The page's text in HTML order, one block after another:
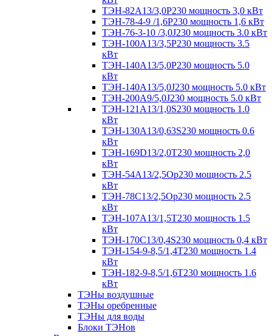
ТЭН-82А13/3,0Р230 мощность 3,0 кВт
ТЭН-78-4-9 /1,6P230 мощность 1,6 кВт
ТЭН-76-3-10 /3,0J230 мощность 3.0 кВт
ТЭН-100А13/3,5Р230 мощность 3.5
кВт
ТЭН-140А13/5,0Р230 мощность 5.0
кВт
ТЭН-140А13/5,0J230 мощность 5.0 кВт
ТЭН-200А9/5,0J230 мощность 5.0 кВт
ТЭН-121А13/1,0S230 мощность 1.0
кВт
ТЭН-130А13/0,63S230 мощность 0.6
кВт
ТЭН-169D13/2,0T230 мощность 2,0
кВт
ТЭН-54А13/2,5Ор230 мощность 2.5
кВт
ТЭН-78С13/2,5Ор230 мощность 2.5
кВт
ТЭН-107А13/1,5Т230 мощность 1.5
кВт
ТЭН-170C13/0,4S230 мощность 0,4 кВт
ТЭН-154-9-8,5/1,4Т230 мощность 1.4
кВт
ТЭН-182-9-8,5/1,6Т230 мощность 1.6
кВт
ТЭНы воздушные
ТЭНы оребренные
ТЭНы для воды
Блоки ТЭНов